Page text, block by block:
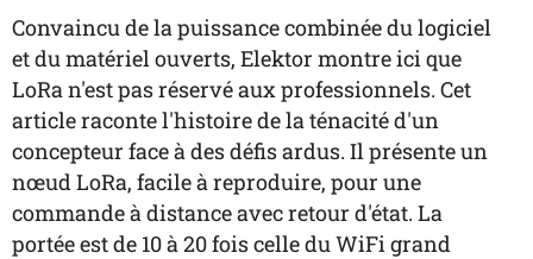
Convaincu de la puissance combinée du logiciel
et du matériel ouverts, Elektor montre ici que
LoRa n'est pas réservé aux professionnels. Cet
article raconte l'histoire de la ténacité d'un
concepteur face à des défis ardus. Il présente un
nœud LoRa, facile à reproduire, pour une
commande à distance avec retour d'état. La
portée est de 10 à 20 fois celle du WiFi grand